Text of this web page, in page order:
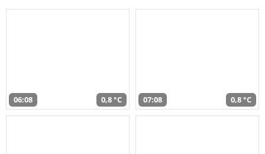
06:08 0,8 °C 07:08 0,8 °C